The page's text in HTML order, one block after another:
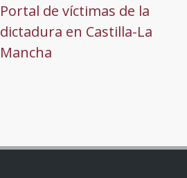
Portal de víctimas de la
dictadura en Castilla-La
Mancha